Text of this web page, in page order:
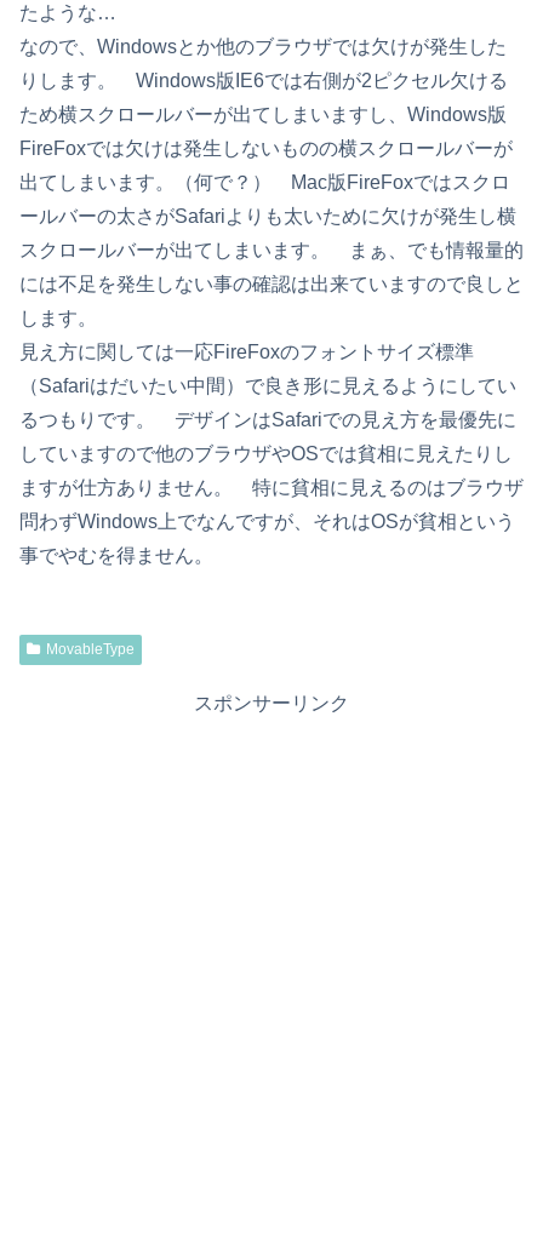
たような…
なので、Windowsとか他のブラウザでは欠けが発生した
りします。 Windows版IE6では右側が2ピクセル欠ける
ため横スクロールバーが出てしまいますし、Windows版
FireFoxでは欠けは発生しないものの横スクロールバーが
出てしまいます。（何で？） Mac版FireFoxではスクロ
ールバーの太さがSafariよりも太いために欠けが発生し横
スクロールバーが出てしまいます。 まぁ、でも情報量的
には不足を発生しない事の確認は出来ていますので良しと
します。
見え方に関しては一応FireFoxのフォントサイズ標準
（Safariはだいたい中間）で良き形に見えるようにしてい
るつもりです。 デザインはSafariでの見え方を最優先に
していますので他のブラウザやOSでは貧相に見えたりし
ますが仕方ありません。 特に貧相に見えるのはブラウザ
問わずWindows上でなんですが、それはOSが貧相という
事でやむを得ません。
MovableType
スポンサーリンク